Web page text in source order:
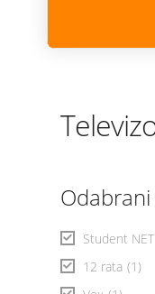
Student NET
12 rata (1)